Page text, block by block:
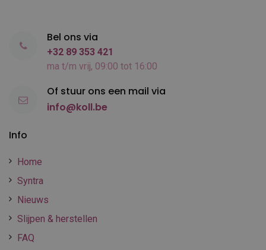
Info
Home
Syntra
Nieuws
Slijpen & herstellen
FAQ
Bel ons via
+32 89 353 421
ma t/m vrij, 09:00 tot 16:00
Of stuur ons een mail via
info@koll.be